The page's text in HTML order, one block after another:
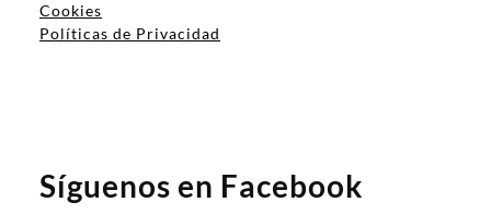
Cookies
Políticas de Privacidad
Síguenos en Facebook